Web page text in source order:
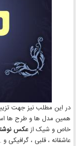
در این مطلب نیز جهت
همین مدل ها و طرح ها
خاص و شیک ازعکس
عاشقانه ، قلبی ، گرافیکی